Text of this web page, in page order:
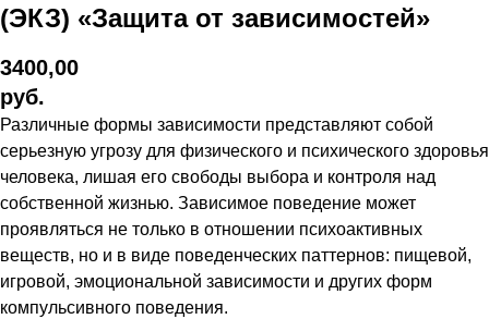
(ЭКЗ) «Защита от зависимостей»
3400,00
руб.
Различные формы зависимости представляют собой
серьезную угрозу для физического и психического здоровья
человека, лишая его свободы выбора и контроля над
собственной жизнью. Зависимое поведение может
проявляться не только в отношении психоактивных
веществ, но и в виде поведенческих паттернов: пищевой,
игровой, эмоциональной зависимости и других форм
компульсивного поведения.